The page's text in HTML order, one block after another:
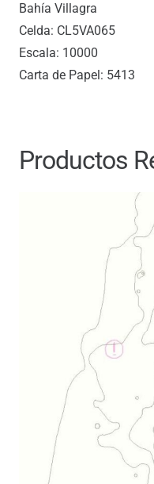
Bahía Villagra
Celda: CL5VA065
Escala: 10000
Carta de Papel: 5413
Productos